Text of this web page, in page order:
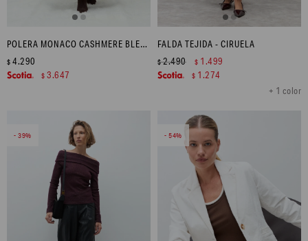
POLERA MONACO CASHMERE BLEND - CHOCOLATE MELANGE
$ 4.290
$ 3.647
FALDA TEJIDA - CIRUELA
+ 1 color
$2.490 $ 1.499
$ 1.274
39 54